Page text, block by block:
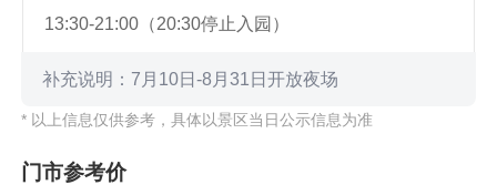
13:30-21:00（20:30停止入园）
补充说明：7月10日-8月31日开放夜场
* 以上信息仅供参考，具体以景区当日公示信息为准
门市参考价